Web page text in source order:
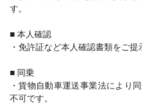
す。
■ 本人確認
・免許証など本人確認書類をご提
■ 同乗
・貨物自動車運送事業法により
不可です。